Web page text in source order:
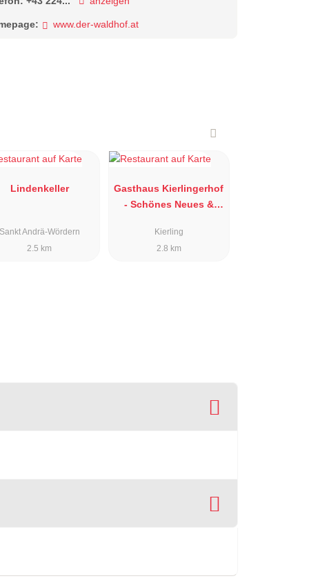
www.der-waldhof.at
Lindenkeller
Sankt Andrä-Wördern
2.5 km
Gasthaus Kierlingerhof
- Schönes Neues &
Kulinarisches
Kierling
2.8 km